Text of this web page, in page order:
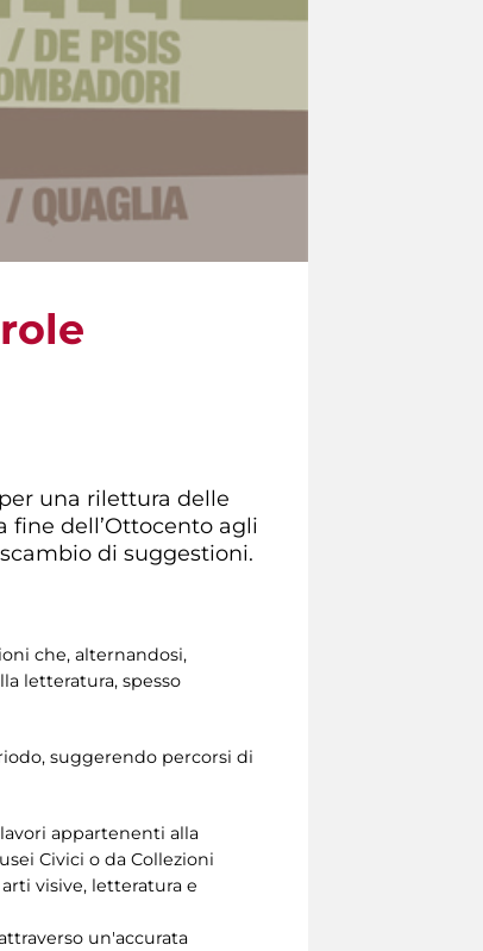
una rilettura delle
fine dell’Ottocento agli
di suggestioni.
che, alternandosi,
letteratura, spesso
suggerendo percorsi di
appartenenti alla
Civici o da Collezioni
visive, letteratura e
un'accurata